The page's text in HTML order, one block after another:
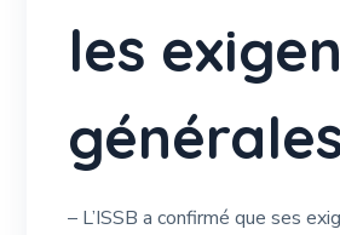
les
– L’ISSB a confirmé que ses